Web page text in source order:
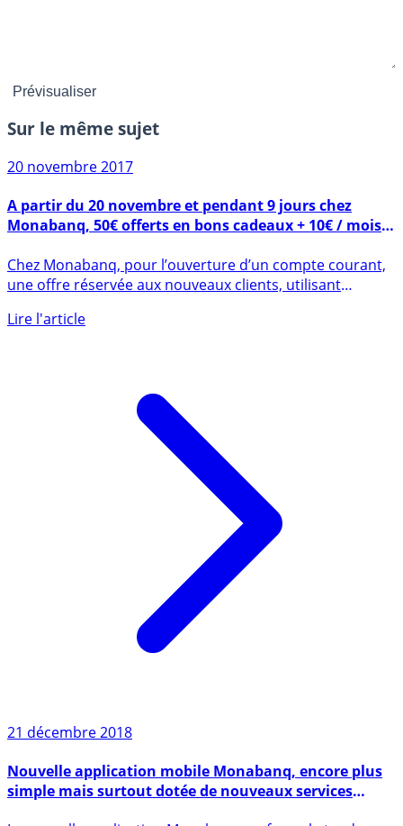
Sur le même sujet
A partir du 20 novembre et pendant 9 jours chez
pendant 12 mois
Chez Monabanq, pour l’ouverture d’un compte courant,
une offre réservée aux nouveaux clients, utilisant
effectivement (...)
Nouvelle application mobile Monabanq, encore plus